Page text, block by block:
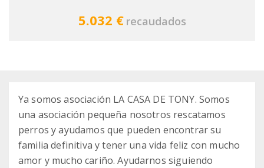
5.032 € recaudados
Ya somos asociación LA CASA DE TONY. Somos
una asociación pequeña nosotros rescatamos
perros y ayudamos que pueden encontrar su
familia definitiva y tener una vida feliz con mucho
amor y mucho cariño. Ayudarnos siguiendo